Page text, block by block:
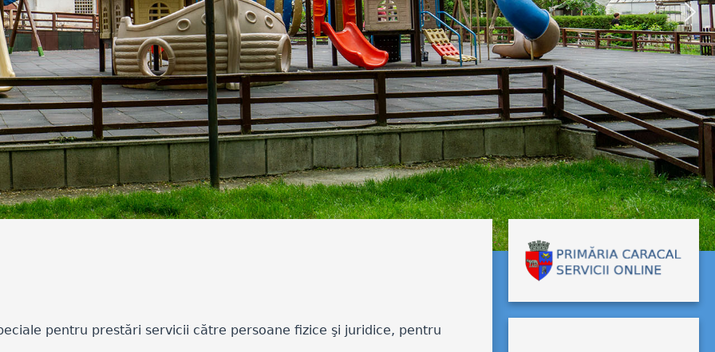
pentru prestări servicii către persoane fizice şi juridice, pentru